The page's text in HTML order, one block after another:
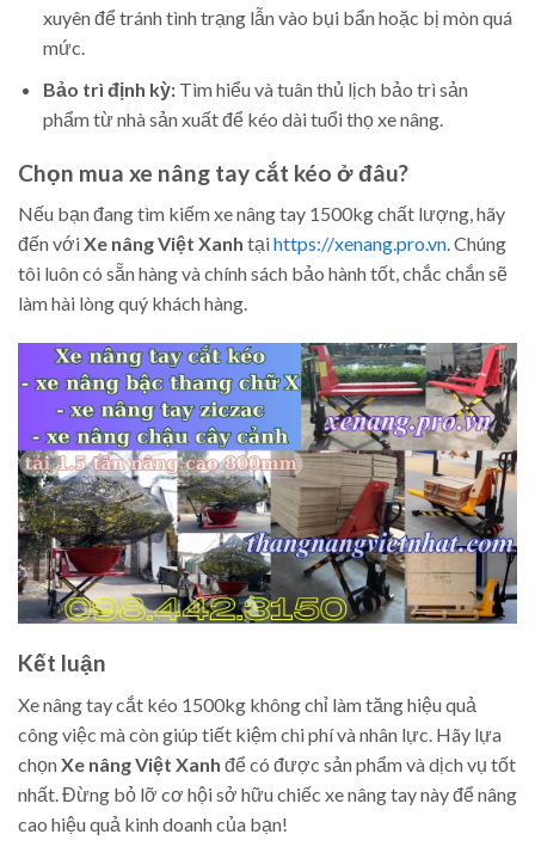
xuyên để tránh tình trạng lẫn vào bụi bẩn hoặc bị mòn quá
mức.
Bảo trì định kỳ:Tìm hiểu và tuân thủ lịch bảo trì sản
phẩm từ nhà sản xuất để kéo dài tuổi thọ xe nâng.
Chọn mua xe nâng tay cắt kéo ở đâu?
Nếu bạn đang tìm kiếm xe nâng tay 1500kg chất lượng, hãy
đến vớiXe nâng Việt Xanh tạihttps://xenang.pro.vn. Chúng
tôi luôn có sẵn hàng và chính sách bảo hành tốt, chắc chắn sẽ
làm hài lòng quý khách hàng.
Kết luận
Xe nâng tay cắt kéo 1500kg không chỉ làm tăng hiệu quả
công việc mà còn giúp tiết kiệm chi phí và nhân lực. Hãy lựa
chọnXe nâng Việt Xanh để có được sản phẩm và dịch vụ tốt
nhất. Đừng bỏ lỡ cơ hội sở hữu chiếc xe nâng tay này để nâng
cao hiệu quả kinh doanh của bạn!